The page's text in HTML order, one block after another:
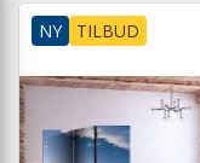
NY TILBUD